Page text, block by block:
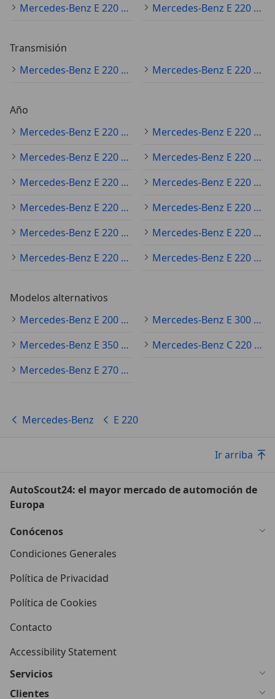
Mercedes-Benz E 220 plateado
Mercedes-Benz E 220 beige
Transmisión
Mercedes-Benz E 220 automático
Mercedes-Benz E 220 manual
Año
Mercedes-Benz E 220 2017
Mercedes-Benz E 220 2018
Mercedes-Benz E 220 2019
Mercedes-Benz E 220 2021
Mercedes-Benz E 220 2020
Mercedes-Benz E 220 2016
Mercedes-Benz E 220 2025
Mercedes-Benz E 220 2022
Mercedes-Benz E 220 2011
Mercedes-Benz E 220 2015
Mercedes-Benz E 220 2024
Mercedes-Benz E 220 2014
Modelos alternativos
Mercedes-Benz E 200 Ocasión
Mercedes-Benz E 300 Ocasión
Mercedes-Benz E 350 Ocasión
Mercedes-Benz C 220 Ocasión
Mercedes-Benz E 270 Ocasión
Mercedes-Benz E 220
Ir arriba
AutoScout24: el mayor mercado de automoción de
Europa
Conócenos
Condiciones Generales
Política de Privacidad
Política de Cookies
Contacto
Accessibility Statement
Servicios
Clientes